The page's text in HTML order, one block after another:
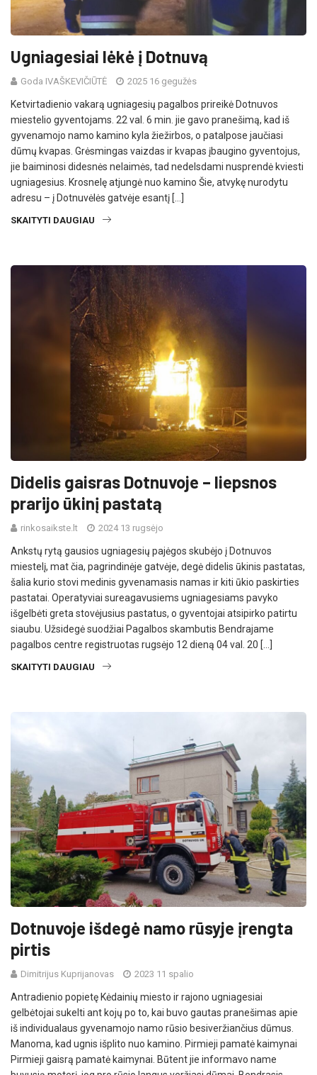
Ugniagesiai lėkė į Dotnuvą
Goda IVAŠKEVIČIŪTĖ 2025 16 gegužės
Ketvirtadienio vakarą ugniagesių pagalbos prireikė Dotnuvos
miestelio gyventojams. 22 val. 6 min. jie gavo pranešimą, kad iš
gyvenamojo namo kamino kyla žiežirbos, o patalpose jaučiasi
dūmų kvapas. Grėsmingas vaizdas ir kvapas įbaugino gyventojus,
jie baiminosi didesnės nelaimės, tad nedelsdami nusprendė kviesti
ugniagesius. Krosnelę atjungė nuo kamino Šie, atvykę nurodytu
adresu – į Dotnuvėlės gatvėje esantį […]
SKAITYTI DAUGIAU
Didelis gaisras Dotnuvoje – liepsnos
prarijo ūkinį pastatą
rinkosaikste.lt 2024 13 rugsėjo
Ankstų rytą gausios ugniagesių pajėgos skubėjo į Dotnuvos
miestelį, mat čia, pagrindinėje gatvėje, degė didelis ūkinis pastatas,
šalia kurio stovi medinis gyvenamasis namas ir kiti ūkio paskirties
pastatai. Operatyviai sureagavusiems ugniagesiams pavyko
išgelbėti greta stovėjusius pastatus, o gyventojai atsipirko patirtu
siaubu. Užsidegė suodžiai Pagalbos skambutis Bendrajame
pagalbos centre registruotas rugsėjo 12 dieną 04 val. 20 […]
SKAITYTI DAUGIAU
Dotnuvoje išdegė namo rūsyje įrengta
pirtis
Dimitrijus Kuprijanovas 2023 11 spalio
Antradienio popietę Kėdainių miesto ir rajono ugniagesiai
gelbėtojai sukelti ant kojų po to, kai buvo gautas pranešimas apie
iš individualaus gyvenamojo namo rūsio besiveržiančius dūmus.
Manoma, kad ugnis išplito nuo kamino. Pirmieji pamatė kaimynai
Pirmieji gaisrą pamatė kaimynai. Būtent jie informavo name